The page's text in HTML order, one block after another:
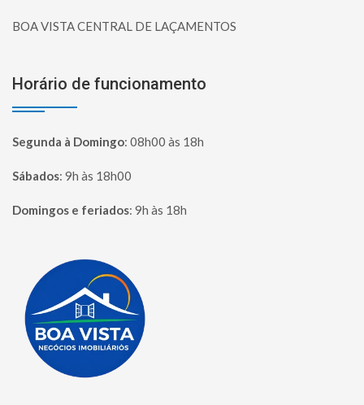
BOA VISTA CENTRAL DE LAÇAMENTOS
Horário de funcionamento
Segunda à Domingo: 08h00 às 18h
Sábados: 9h às 18h00
Domingos e feriados: 9h às 18h
Página inicial